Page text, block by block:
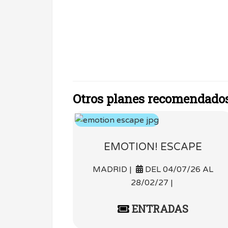
Otros planes
EMOTION! ESCAPE
MADRID |
DEL 04/07/26 AL
28/02/27 |
ENTRADAS